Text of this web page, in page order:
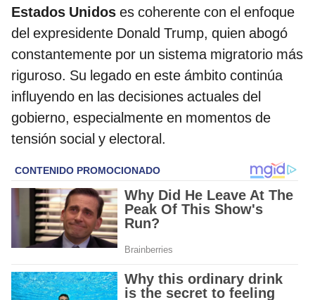
Estados Unidos es coherente con el enfoque
del expresidente Donald Trump, quien abogó
constantemente por un sistema migratorio más
riguroso. Su legado en este ámbito continúa
influyendo en las decisiones actuales del
gobierno, especialmente en momentos de
tensión social y electoral.